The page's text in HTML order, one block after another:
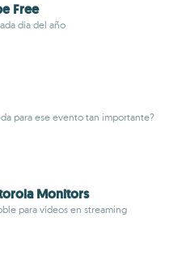
Free
día del año
para ese evento tan importante?
Monitors
para vídeos en streaming